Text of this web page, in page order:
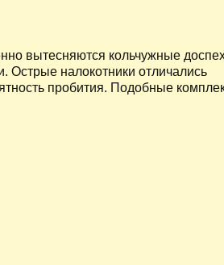
вытесняются кольчужные
Острые налокотники отличались
пробития. Подобные